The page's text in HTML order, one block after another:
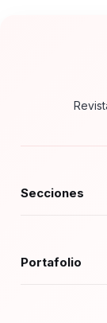
Secciones
Portafolio